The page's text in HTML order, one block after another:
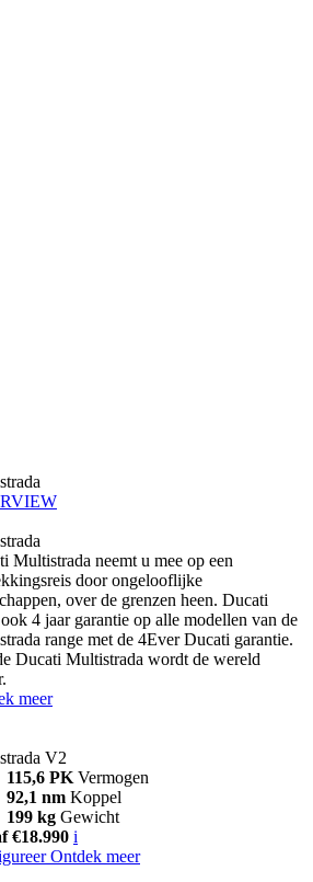
Multistrada neemt u mee op een
door ongelooflijke
over de grenzen heen. Ducati
4 jaar garantie op alle modellen van de
range met de 4Ever Ducati garantie.
Ducati Multistrada wordt de wereld
meer
V2
115,6 PK Vermogen
92,1 nm Koppel
199 kg Gewicht
€18.990 i
Ontdek meer